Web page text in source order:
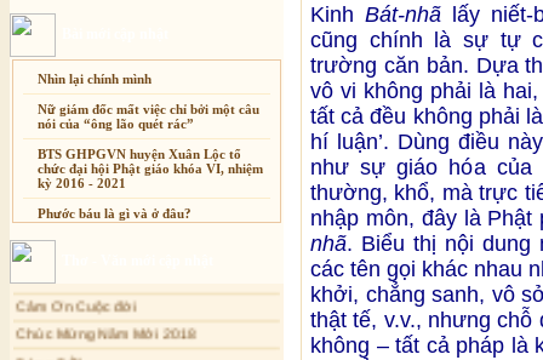
Nhìn lại chính mình
Nữ giám đốc mất việc chỉ bởi một câu
nói của “ông lão quét rác”
BTS GHPGVN huyện Xuân Lộc tổ
chức đại hội Phật giáo khóa VI, nhiệm
kỳ 2016 - 2021
Phước báu là gì và ở đâu?
Sự thương-ghét của con người
Cải đạo: Nguyên nhân & giải pháp
Nỗi lòng của các bệnh nhân nghèo
Xuân Thi
Cảm Tác Nỗi Lòng Lưu Dân
Chúc Mừng Năm Mới 2018
Dòng ĐỜI
Kinh Bát-nhã lấy niết-
cũng chính là sự tự
trường căn bản. Dựa
vô vi không phải là
tất cả đều không phải
hí luận’. Dùng điều
như sự giáo hóa của
thường, khổ, mà trực
nhập môn, đây là
nhã. Biểu thị nội dung
các tên gọi khác nhau
khởi, chẳng sanh, vô
thật tế, v.v., nhưng
không – tất cả pháp là